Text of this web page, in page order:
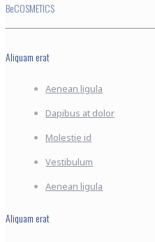
BeCOSMETICS
Aliquam erat
Aenean ligula
Dapibus at dolor
Molestie id
Vestibulum
Aenean ligula
Aliquam erat